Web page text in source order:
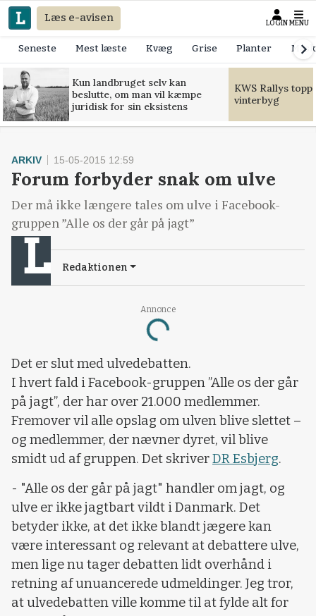
Læs e-avisen LOGIN MENU
Seneste Mest læste Kvæg Grise Planter
Kun landbruget selv kan
beslutte, om man vil kæmpe
juridisk for sin eksistens
KWS Rallys
vinterbyg
Annonce
Loading...
ARKIV 15-05-2015 12:59
Forum forbyder snak om ulve
Der må ikke længere tales om ulve i Facebook-
gruppen ”Alle os der går på jagt”
Redaktionen
Det er slut med ulvedebatten.
I hvert fald i Facebook-gruppen ”Alle os der går
på jagt”, der har over 21.000 medlemmer.
Fremover vil alle opslag om ulven blive slettet –
og medlemmer, der nævner dyret, vil blive
smidt ud af gruppen. Det skriverDR Esbjerg.
- "Alle os der går på jagt" handler om jagt, og
ulve er ikke jagtbart vildt i Danmark. Det
betyder ikke, at det ikke blandt jægere kan
være interessant og relevant at debattere ulve,
men lige nu tager debatten lidt overhånd i
retning af unuancerede udmeldinger. Jeg tror,
at ulvedebatten ville komme til at fylde alt for